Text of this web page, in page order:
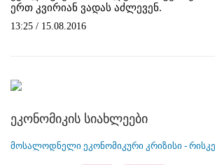
ერთ კვირიან ვადას აძლევენ.
13:25 / 15.08.2016
ეკონომიკის სიახლეები
მოსალოდნელი ეკონომიკური კრიზისი -